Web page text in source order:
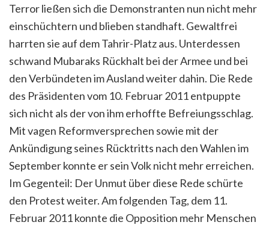
Terror ließen sich die Demonstranten nun nicht mehr
einschüchtern und blieben standhaft. Gewaltfrei
harrten sie auf dem Tahrir-Platz aus. Unterdessen
schwand Mubaraks Rückhalt bei der Armee und bei
den Verbündeten im Ausland weiter dahin. Die Rede
des Präsidenten vom 10. Februar 2011 entpuppte
sich nicht als der von ihm erhoffte Befreiungsschlag.
Mit vagen Reformversprechen sowie mit der
Ankündigung seines Rücktritts nach den Wahlen im
September konnte er sein Volk nicht mehr erreichen.
Im Gegenteil: Der Unmut über diese Rede schürte
den Protest weiter. Am folgenden Tag, dem 11.
Februar 2011 konnte die Opposition mehr Menschen